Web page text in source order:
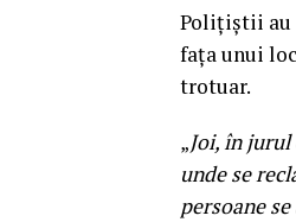
Poliţiştii au
faţa unui
trotuar.
„Joi, în
unde se
persoane